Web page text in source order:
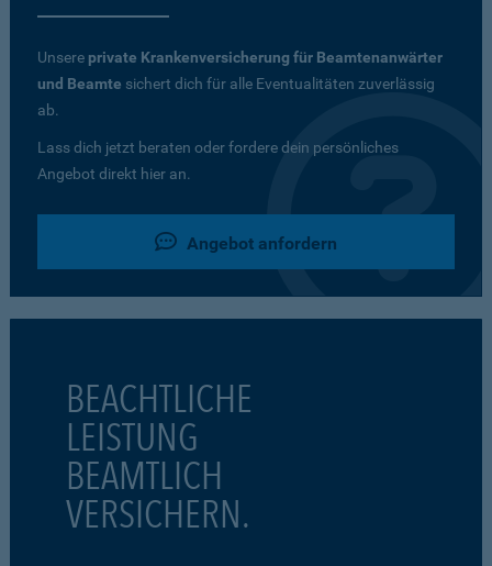
Unsere private Krankenversicherung für Beamtenanwärter
und Beamte sichert dich für alle Eventualitäten zuverlässig
ab.
Lass dich jetzt beraten oder fordere dein persönliches
Angebot direkt hier an.
Angebot anfordern
BEACHTLICHE
LEISTUNG
BEAMTLICH
VERSICHERN.